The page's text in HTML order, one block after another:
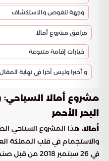
وجهة للغوص والاستكشاف
مرافق مشروع أمالا
خيارات إقامة متنوعة
و أخيرا وليس آخرا في نهاية
مشروع أمالا السياحي:
البحر الأحمر
أمالا، هذا المشروع السياحي
والاستجمام في قلب المملكة
في 26 سبتمبر